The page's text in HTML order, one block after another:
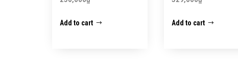
Add to cart Add to cart